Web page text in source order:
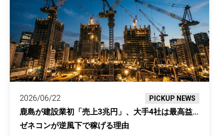
2026/06/22 PICKUP NEWS
鹿島が建設業初「売上3兆円」、大手4社は最高益…
ゼネコンが逆風下で稼げる理由